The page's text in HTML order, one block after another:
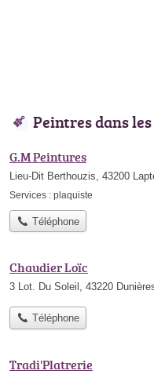
Peintres dans
G.M Peintures
Lieu-Dit Berthouzis, 43200
Services : plaquiste
Téléphone
Chaudier Loïc
3 Lot. Du Soleil, 43220
Téléphone
Tradi'Platrerie